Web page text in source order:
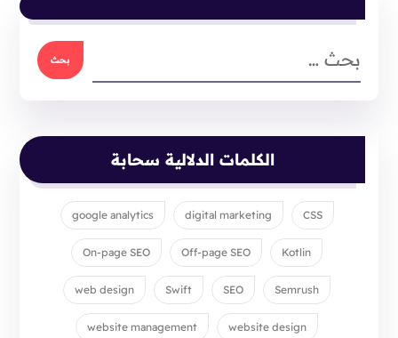
الكلمات الدلالية سحابة
CSS
digital marketing
google analytics
Kotlin
Off-page SEO
On-page SEO
Semrush
SEO
Swift
web design
website design
website management